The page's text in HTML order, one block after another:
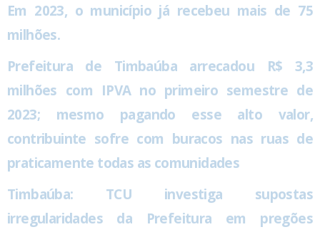
Em 2023, o município já recebeu mais de 75
milhões.
Prefeitura de Timbaúba arrecadou R$ 3,3
milhões com IPVA no primeiro semestre de
2023; mesmo pagando esse alto valor,
contribuinte sofre com buracos nas ruas de
praticamente todas as comunidades
Timbaúba: TCU investiga supostas
irregularidades da Prefeitura em pregões